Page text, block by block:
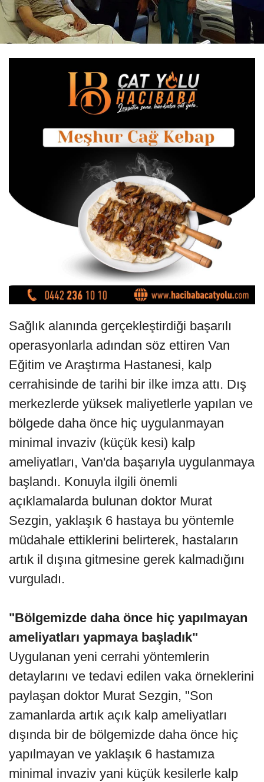
Sağlık alanında gerçekleştirdiği başarılı
operasyonlarla adından söz ettiren Van
Eğitim ve Araştırma Hastanesi, kalp
cerrahisinde de tarihi bir ilke imza attı. Dış
merkezlerde yüksek maliyetlerle yapılan ve
bölgede daha önce hiç uygulanmayan
minimal invaziv (küçük kesi) kalp
ameliyatları, Van'da başarıyla uygulanmaya
başlandı. Konuyla ilgili önemli
açıklamalarda bulunan doktor Murat
Sezgin, yaklaşık 6 hastaya bu yöntemle
müdahale ettiklerini belirterek, hastaların
artık il dışına gitmesine gerek kalmadığını
vurguladı.
"Bölgemizde daha önce hiç yapılmayan
ameliyatları yapmaya başladık"
Uygulanan yeni cerrahi yöntemlerin
detaylarını ve tedavi edilen vaka örneklerini
paylaşan doktor Murat Sezgin, "Son
zamanlarda artık açık kalp ameliyatları
dışında bir de bölgemizde daha önce hiç
yapılmayan ve yaklaşık 6 hastamıza
minimal invaziv yani küçük kesilerle kalp